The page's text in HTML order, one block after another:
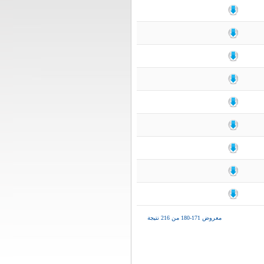
معروض 171-180 من 216 نتيجة